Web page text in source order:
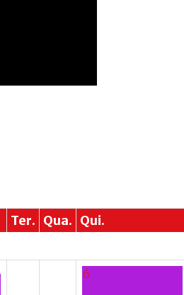
Ter. Qua. Qui.
6